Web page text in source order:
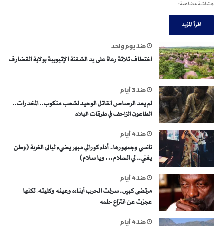
هشاشة مضاعفة؛…
اقرأ المزيد
منذ يوم واحد
اختطاف ثلاثة رعاة على يد الشفتة الإثيوبية بولاية القضارف
منذ 3 أيام
لم يعد الرصاص القاتل الوحيد لشعب منكوب.. المخدرات..
الطاعون الزاحف في طرقات البلاد
منذ 4 أيام
نانسي وجمهورها.. أداء كورالي مبهر يضيء ليالي الغربة (وطن
يغني.. لي السلام… ويا سلام)
منذ 4 أيام
مرتضى كبير.. سرقت الحرب أبناءه وعينه وكليته، لكنها
عجزت عن انتزاع حلمه
منذ 4 أيام